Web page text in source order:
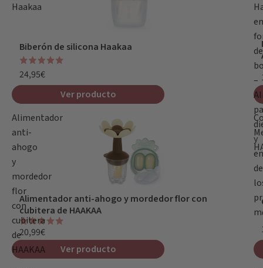
Haakaa
Biberón de silicona Haakaa
24,95€
Ver producto
en
de
–
y
Alimentador
anti-
ahogo
y
mordedor
flor
con
cubitera
de
HAAKAA
Alimentador anti-ahogo y mordedor flor con
cubitera de HAAKAA
20,99€
Ver producto